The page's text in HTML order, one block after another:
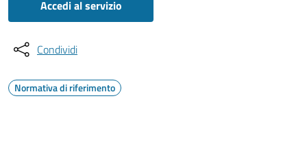
Accedi al servizio
Condividi
Normativa di riferimento